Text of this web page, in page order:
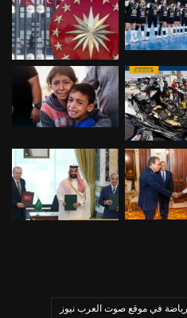
في موقع صوت العرب نيوز